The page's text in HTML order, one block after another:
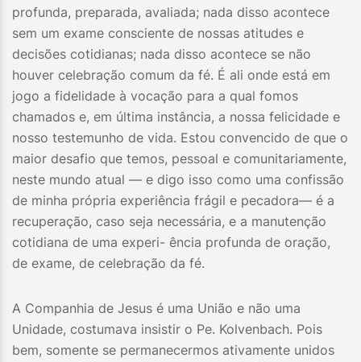
profunda, preparada, avaliada; nada disso acontece
sem um exame consciente de nossas atitudes e
decisões cotidianas; nada disso acontece se não
houver celebração comum da fé. É ali onde está em
jogo a fidelidade à vocação para a qual fomos
chamados e, em última instância, a nossa felicidade e
nosso testemunho de vida. Estou convencido de que o
maior desafio que temos, pessoal e comunitariamente,
neste mundo atual — e digo isso como uma confissão
de minha própria experiência frágil e pecadora— é a
recuperação, caso seja necessária, e a manutenção
cotidiana de uma experi- ência profunda de oração,
de exame, de celebração da fé.
A Companhia de Jesus é uma União e não uma
Unidade, costumava insistir o Pe. Kolvenbach. Pois
bem, somente se permanecermos ativamente unidos